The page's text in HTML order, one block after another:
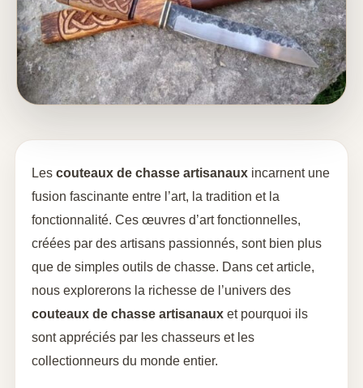
Les couteaux de chasse artisanaux incarnent une
fusion fascinante entre l’art, la tradition et la
fonctionnalité. Ces œuvres d’art fonctionnelles,
créées par des artisans passionnés, sont bien plus
que de simples outils de chasse. Dans cet article,
nous explorerons la richesse de l’univers des
couteaux de chasse artisanaux et pourquoi ils
sont appréciés par les chasseurs et les
collectionneurs du monde entier.